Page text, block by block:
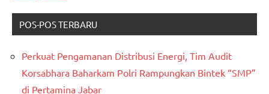
POS-POS TERBARU
Perkuat Pengamanan Distribusi Energi, Tim Audit
Korsabhara Baharkam Polri Rampungkan Bintek “SMP”
di Pertamina Jabar